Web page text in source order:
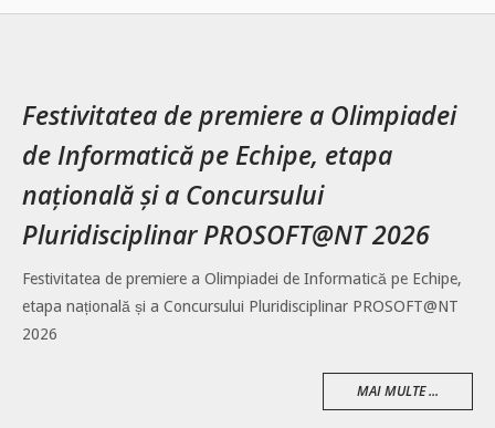
Festivitatea de premiere a Olimpiadei
de Informatică pe Echipe, etapa
națională și a Concursului
Pluridisciplinar PROSOFT@NT 2026
Festivitatea de premiere a Olimpiadei de Informatică pe Echipe,
etapa națională și a Concursului Pluridisciplinar PROSOFT@NT
2026
MAI MULTE ...